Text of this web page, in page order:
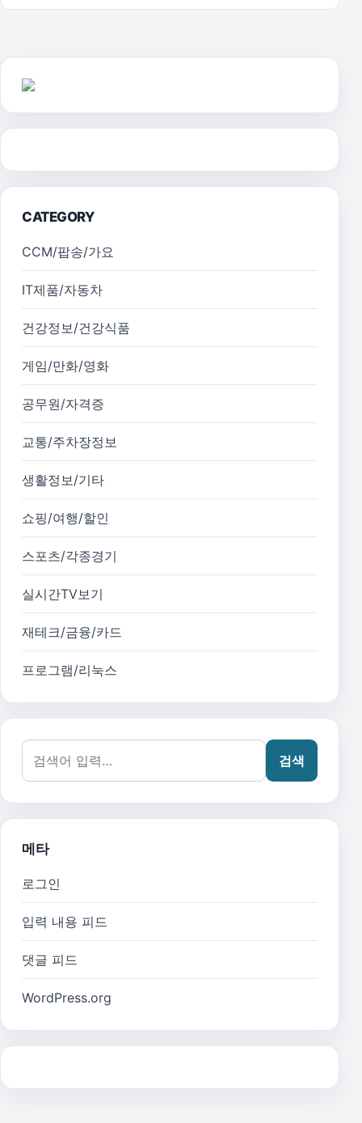
CATEGORY
CCM/팝송/가요
IT제품/자동차
건강정보/건강식품
게임/만화/영화
공무원/자격증
교통/주차장정보
생활정보/기타
쇼핑/여행/할인
스포츠/각종경기
실시간TV보기
재테크/금융/카드
프로그램/리눅스
검색어:
검색
메타
로그인
입력 내용 피드
댓글 피드
WordPress.org